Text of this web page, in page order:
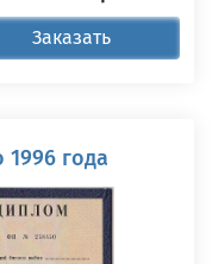
Заказать
года